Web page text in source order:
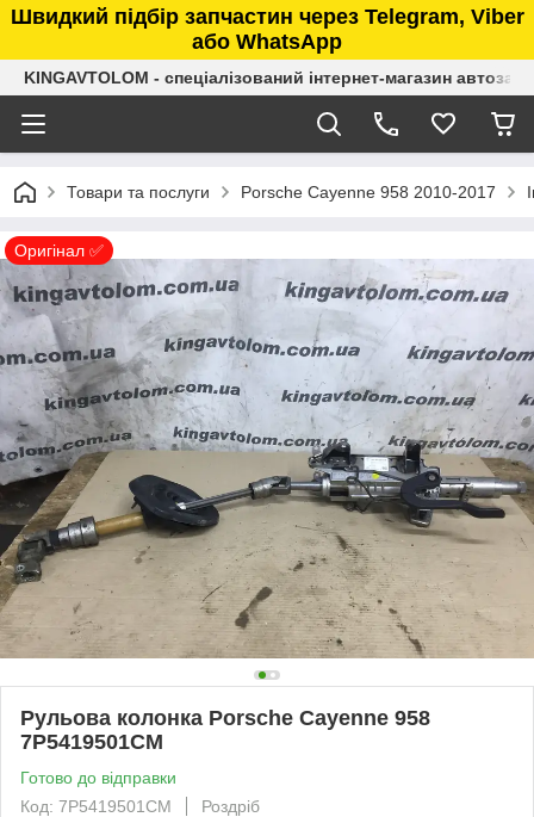
Швидкий підбір запчастин через Telegram, Viber
або WhatsApp
KINGAVTOLOM - спеціалізований інтернет-магазин
Товари та послуги Porsche Cayenne 958 2010-2017
Оригінал ✅
Рульова колонка Porsche Cayenne 958
7P5419501CM
Готово до відправки
Код: 7P5419501CM
Роздріб